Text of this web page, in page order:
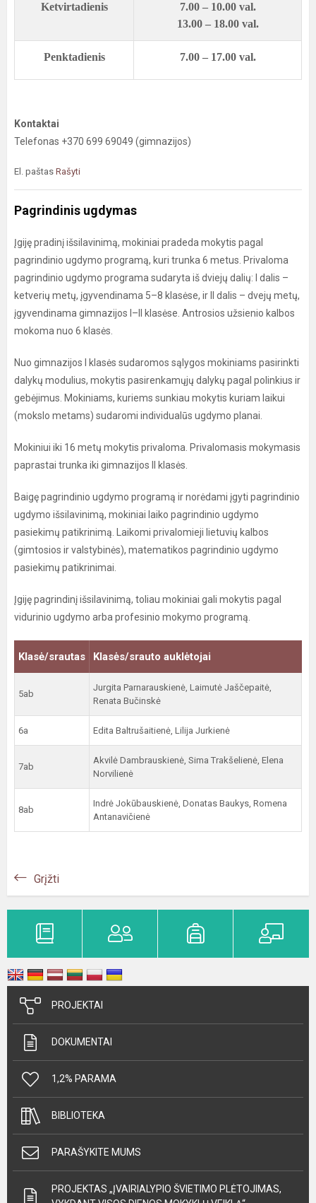
Ketvirtadienis
7.00 – 10.00 val.
13.00 – 18.00 val.
Penktadienis 7.00 – 17.00 val.
Kontaktai
Telefonas +370 699 69049 (gimnazijos)
El. paštas Rašyti
Pagrindinis ugdymas
Įgiję pradinį išsilavinimą, mokiniai pradeda mokytis pagal
pagrindinio ugdymo programą, kuri trunka 6 metus. Privaloma
pagrindinio ugdymo programa sudaryta iš dviejų dalių: I dalis –
ketverių metų, įgyvendinama 5–8 klasėse, ir II dalis – dvejų metų,
įgyvendinama gimnazijos I–II klasėse. Antrosios užsienio kalbos
mokoma nuo 6 klasės.
Nuo gimnazijos I klasės sudaromos sąlygos mokiniams pasirinkti
dalykų modulius, mokytis pasirenkamųjų dalykų pagal polinkius ir
gebėjimus. Mokiniams, kuriems sunkiau mokytis kuriam laikui
(mokslo metams) sudaromi individualūs ugdymo planai.
Mokiniui iki 16 metų mokytis privaloma. Privalomasis mokymasis
paprastai trunka iki gimnazijos II klasės.
Baigę pagrindinio ugdymo programą ir norėdami įgyti pagrindinio
ugdymo išsilavinimą, mokiniai laiko pagrindinio ugdymo
pasiekimų patikrinimą. Laikomi privalomieji lietuvių kalbos
(gimtosios ir valstybinės), matematikos pagrindinio ugdymo
pasiekimų patikrinimai.
Įgiję pagrindinį išsilavinimą, toliau mokiniai gali mokytis pagal
vidurinio ugdymo arba profesinio mokymo programą.
Klasė/srautas Klasės/srauto auklėtojai
5ab
Jurgita Parnarauskienė, Laimutė Jaščepaitė,
Renata Bučinskė
6a Edita Baltrušaitienė, Lilija Jurkienė
7ab
Akvilė Dambrauskienė, Sima Trakšelienė, Elena
Norvilienė
8ab
Indrė Jokūbauskienė, Donatas Baukys, Romena
Antanavičienė
Grįžti
PROJEKTAI
DOKUMENTAI
1,2% PARAMA
BIBLIOTEKA
PARAŠYKITE MUMS
PROJEKTAS „ĮVAIRIALYPIO ŠVIETIMO PLĖTOJIMAS,